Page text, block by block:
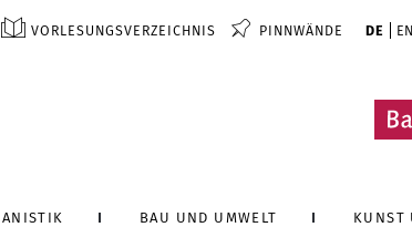
VORLESUNGSVERZEICHNIS PINNWÄNDE DE EN
BAU UND UMWELT KUNST